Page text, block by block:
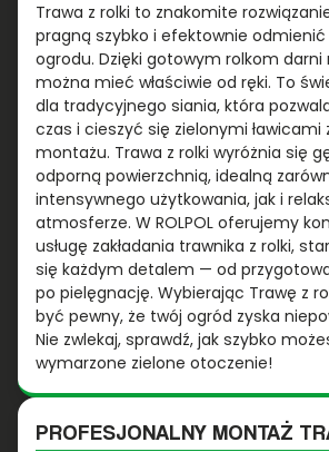
Trawa z rolki to znakomite
pragną szybko i efektownie
ogrodu. Dzięki gotowym rolkom darni
można mieć właściwie od ręki. To
dla tradycyjnego siania, która
czas i cieszyć się zielonymi ławicami
montażu. Trawa z rolki wyróżnia się
odporną powierzchnią, idealną
intensywnego użytkowania, jak i
atmosferze. W ROLPOL oferujemy
usługę zakładania trawnika z rolki,
się każdym detalem — od
po pielęgnację. Wybierając Trawę z
być pewny, że twój ogród zyska
Nie zwlekaj, sprawdź, jak szybko
wymarzone zielone otoczenie!
PROFESJONALNY MONTAŻ